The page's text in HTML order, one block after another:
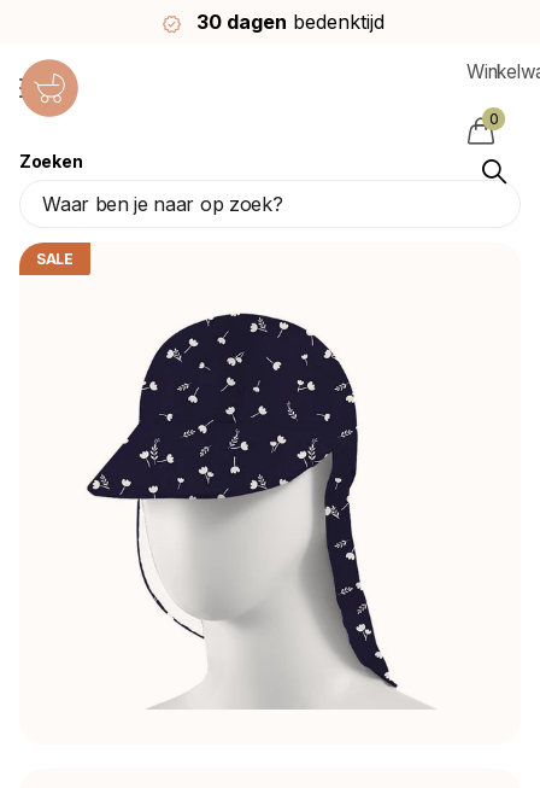
30 dagen bedenktijd
Zoeken
0
Slipstop Zonnehoedje Grain Navy
Slipstop
SALE